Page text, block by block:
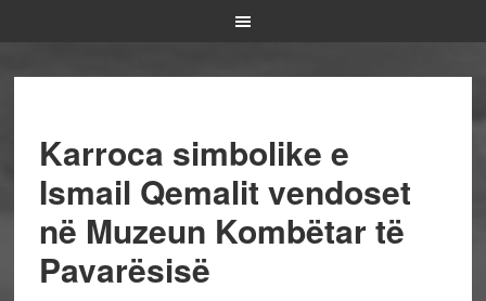
Karroca simbolike e
Ismail Qemalit vendoset
në Muzeun Kombëtar të
Pavarësisë